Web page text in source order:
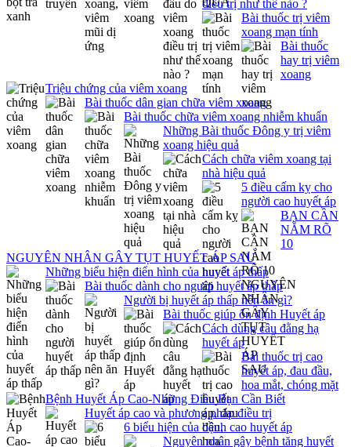
điều trị như thế nào ?
Bài thuốc trị viêm
xoang mạn tính
Bài thuốc
hay trị viêm
xoang
Triệu chứng của viêm xoang
Bài thuốc dân gian chữa viêm xoang
Bài thuốc chữa viêm xoang nhiễm khuẩn
Những Bài thuốc Đông y trị viêm
xoang hiệu quả
Cách chữa viêm xoang tại
nhà hiệu quả
5 điều cấm kỵ cho
người cao huyết áp
BẠN CẦN
NẮM RÕ
10
NGUYÊN NHÂN GÂY TỤT HUYẾT ÁP SAU
Những biểu hiện điển hình của huyết áp thấp
Bài thuốc dành cho người huyết áp thấp
Người bị huyết áp thấp nên ăn gì?
Bài thuốc giúp ổn định Huyết áp
Cách dùng câu đằng hạ
huyết áp
Bài thuốc trị cao
huyết áp, đau đầu,
hoa mắt, chóng mặt
Bệnh Huyết Áp Cao-Những Điều Bạn Cần Biết
Huyết áp cao và phương pháp điều trị
6 biểu hiện của bệnh cao huyết áp
Nguyên nhân gây bệnh tăng huyết